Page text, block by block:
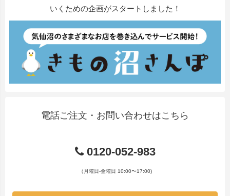
いくための企画がスタートしました！
電話ご注文・お問い合わせはこちら
0120-052-983
（月曜日-金曜日 10:00〜17:00)